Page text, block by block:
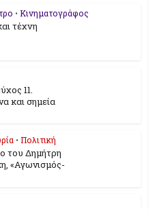
• Κινηματογράφος
τέχνη
11.
και σημεία
• Πολιτική
του Δημήτρη
«Αγωνισμός-